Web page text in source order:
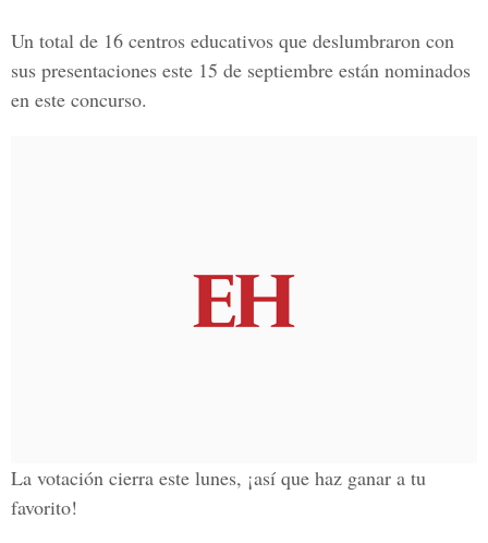
Un total de 16 centros educativos que deslumbraron con
sus presentaciones este 15 de septiembre están nominados
en este concurso.
La votación cierra este lunes, ¡así que haz ganar a tu
favorito!